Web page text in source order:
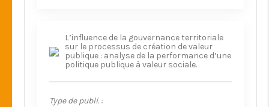
L’influence de la gouvernance territoriale
sur le processus de création de valeur
publique : analyse de la performance d’une
politique publique à valeur sociale.
Type de publi. :